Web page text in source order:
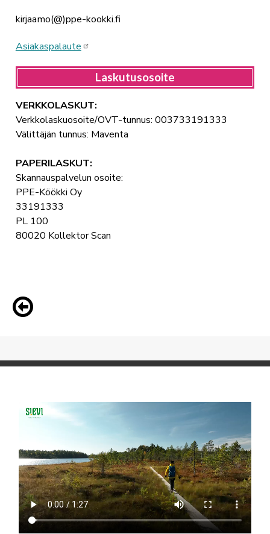
kirjaamo(@)ppe-kookki.fi
Asiakaspalaute
Laskutusosoite
VERKKOLASKUT:
Verkkolaskuosoite/OVT-tunnus: 003733191333
Välittäjän tunnus: Maventa
PAPERILASKUT:
Skannauspalvelun osoite:
PPE-Köökki Oy
33191333
PL 100
80020 Kollektor Scan